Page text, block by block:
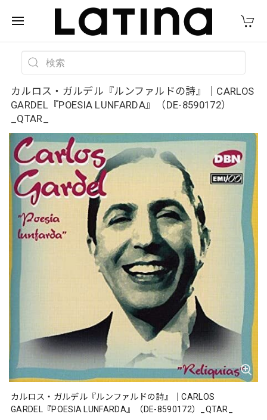
カルロス・ガルデル『ルンファルドの詩』｜CARLOS
GARDEL『POESIA LUNFARDA』（DE-8590172）
_QTAR_
カルロス・ガルデル『ルンファルドの詩』｜CARLOS
GARDEL『POESIA LUNFARDA』（DE-8590172）_QTAR_